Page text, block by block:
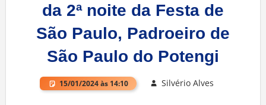
da 2ª noite da Festa de
São Paulo, Padroeiro de
São Paulo do Potengi
15/01/2024 às 14:10 Silvério Alves